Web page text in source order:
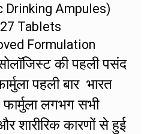
Drinking Ampules)
Tablets
Formulation
की पहली पसंद
पहली बार भारत
लगभग सभी
शारीरिक कारणों से हुई